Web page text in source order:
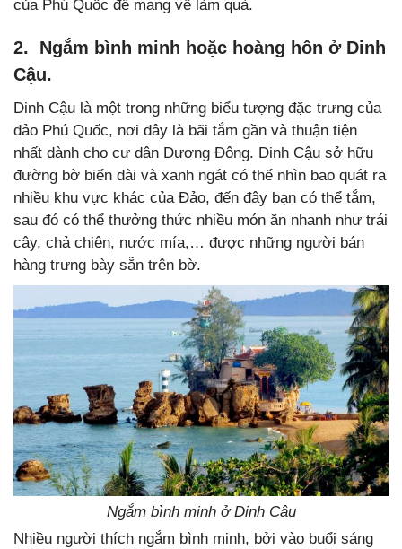
của Phú Quốc để mang về làm quà.
2. Ngắm bình minh hoặc hoàng hôn ở Dinh
Cậu.
Dinh Cậu là một trong những biểu tượng đặc trưng của
đảo Phú Quốc, nơi đây là bãi tắm gần và thuận tiện
nhất dành cho cư dân Dương Đông. Dinh Cậu sở hữu
đường bờ biển dài và xanh ngát có thể nhìn bao quát ra
nhiều khu vực khác của Đảo, đến đây bạn có thể tắm,
sau đó có thể thưởng thức nhiều món ăn nhanh như trái
cây, chả chiên, nước mía,… được những người bán
hàng trưng bày sẵn trên bờ.
Ngắm bình minh ở Dinh Cậu
Nhiều người thích ngắm bình minh, bởi vào buổi sáng